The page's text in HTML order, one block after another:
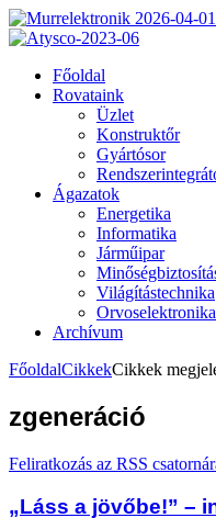
Főoldal
Rovataink
Üzlet
Konstruktőr
Gyártósor
Ágazatok
Energetika
Informatika
Járműipar
Világítástechnika
Orvoselektronika
Archívum
FőoldalCikkekCikkek
zgeneráció
Feliratkozás az RSS
„Láss a jövőbe!” –